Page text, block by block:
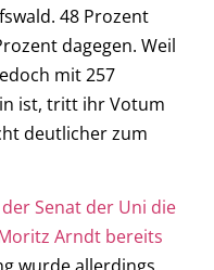
48 Prozent
dagegen. Weil
mit 257
ist, tritt ihr Votum
deutlicher zum
Senat der Uni die
Arndt bereits